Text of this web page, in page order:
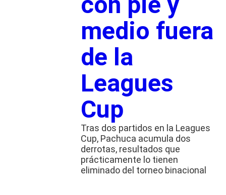
medio fuera
de la
Leagues
Cup
Tras dos partidos en la Leagues
Cup, Pachuca acumula dos
derrotas, resultados que
prácticamente lo tienen
eliminado del torneo binacional